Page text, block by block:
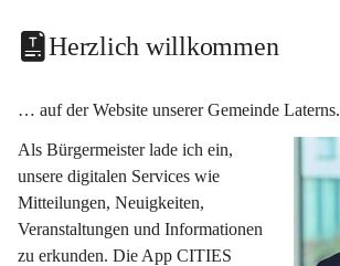
Herzlich willkommen
… auf der Website unserer Gemeinde Laterns.
Als Bürgermeister lade ich ein,
unsere digitalen Services wie
Mitteilungen, Neuigkeiten,
Veranstaltungen und Informationen
zu erkunden. Die App CITIES